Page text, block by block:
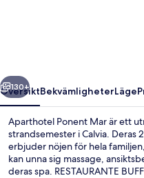
Nästa
130+
ÖversiktBekvämligheterLäge
Aparthotel Ponent Mar är ett
strandsemester i Calvia.
erbjuder nöjen för hela
kan unna sig massage,
deras spa. RESTAURANTE